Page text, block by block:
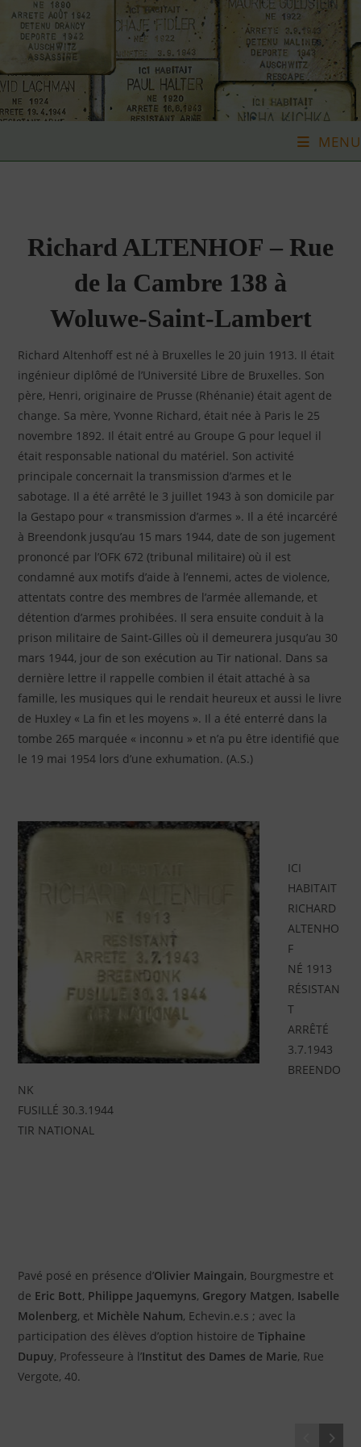
Skip
content
MENU
Richard ALTENHOF – Rue
de la Cambre 138 à
Woluwe-Saint-Lambert
Richard Altenhoff est né à Bruxelles le 20 juin 1913. Il était
ingénieur diplômé de l’Université Libre de Bruxelles. Son
père, Henri, originaire de Prusse (Rhénanie) était agent de
change. Sa mère, Yvonne Richard, était née à Paris le 25
novembre 1892. Il était entré au Groupe G pour lequel il
était responsable national du matériel. Son activité
principale concernait la transmission d’armes et le
sabotage. Il a été arrêté le 3 juillet 1943 à son domicile par
la Gestapo pour « transmission d’armes ». Il a été incarcéré
à Breendonk jusqu’au 15 mars 1944, date de son jugement
prononcé par l’OFK 672 (tribunal militaire) où il est
condamné aux motifs d’aide à l’ennemi, actes de violence,
attentats contre des membres de l’armée allemande, et
détention d’armes prohibées. Il sera ensuite conduit à la
prison militaire de Saint-Gilles où il demeurera jusqu’au 30
mars 1944, jour de son exécution au Tir national. Dans sa
dernière lettre il rappelle combien il était attaché à sa
famille, les musiques qui le rendait heureux et aussi le livre
de Huxley « La fin et les moyens ». Il a été enterré dans la
tombe 265 marquée « inconnu » et n’a pu être identifié que
le 19 mai 1954 lors d’une exhumation. (A.S.)
ICI
HABITAIT
RICHARD
ALTENHO
F
NÉ 1913
RÉSISTAN
T
ARRÊTÉ
3.7.1943
BREENDO
NK
FUSILLÉ 30.3.1944
TIR NATIONAL
Pavé posé en présence d’Olivier Maingain, Bourgmestre et
de Eric Bott, Philippe Jaquemyns, Gregory Matgen, Isabelle
Molenberg, et Michèle Nahum, Echevin.e.s ; avec la
participation des élèves d’option histoire deTiphaine
Dupuy, Professeure à l’Institut des Dames de Marie, Rue
Vergote, 40.